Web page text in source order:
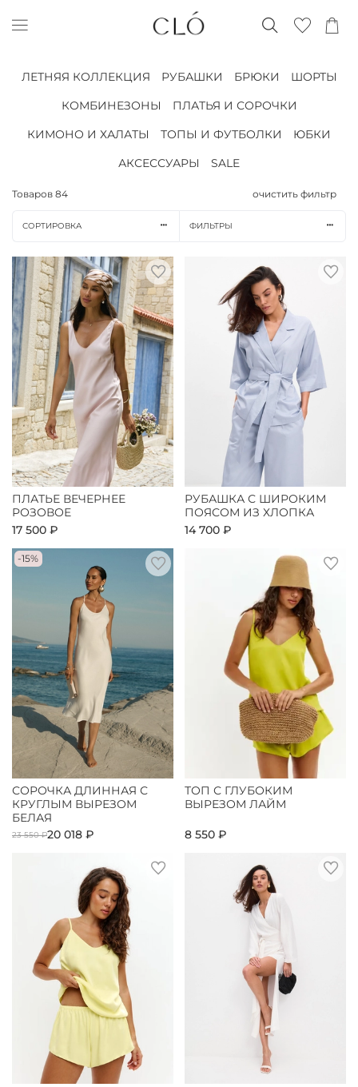
ЛЕТНЯЯ КОЛЛЕКЦИЯ РУБАШКИ БРЮКИ
ШОРТЫ
КОМБИНЕЗОНЫ
ПЛАТЬЯ И СОРОЧКИ
КИМОНО И ХАЛАТЫ
ТОПЫ И ФУТБОЛКИ
ЮБКИ
АКСЕССУАРЫ
SALE
Товаров 84 очистить фильтр
СОРТИРОВКА ФИЛЬТРЫ
ПЛАТЬЕ ВЕЧЕРНЕЕ
РОЗОВОЕ
17 500 ₽
РУБАШКА С ШИРОКИМ
ПОЯСОМ ИЗ ХЛОПКА
14 700 ₽
-15%
СОРОЧКА ДЛИННАЯ С
КРУГЛЫМ ВЫРЕЗОМ
БЕЛАЯ
23 550 ₽20 018 ₽
ТОП С ГЛУБОКИМ
ВЫРЕЗОМ ЛАЙМ
8 550 ₽